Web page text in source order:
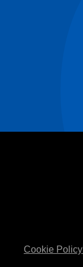
Cookie Policy